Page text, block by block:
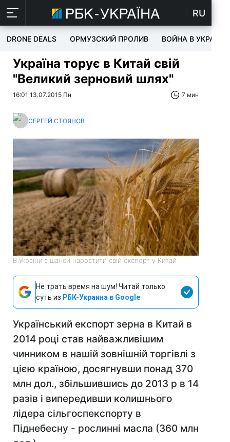
RU
DRONE DEALS ОРМУЗСКИЙ ПРОЛИВ ВОЙНА В УКРАИНЕ
Україна торує в Китай свій
"Великий зерновий шлях"
16:01 13.07.2015 Пн 7 мин
СЕРГЕЙ СТОЯНОВ
В України є шанси наростити свій експорт у Китай
Не трать время на шум! Читай только
суть из РБК-Украина в Google
Український експорт зерна в Китай в
2014 році став найважливішим
чинником в нашій зовнішній торгівлі з
цією країною, досягнувши понад 370
млн дол., збільшившись до 2013 р в 14
разів і випередивши колишнього
лідера сільгоспекспорту в
Піднебесну - рослинні масла (360 млн